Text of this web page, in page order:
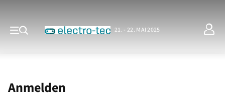
21. - 22. MAI 2025
Anmelden